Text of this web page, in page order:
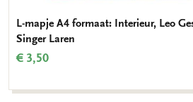
L-mapje A4 formaat: Interieur, Leo
Singer Laren
€ 3,50